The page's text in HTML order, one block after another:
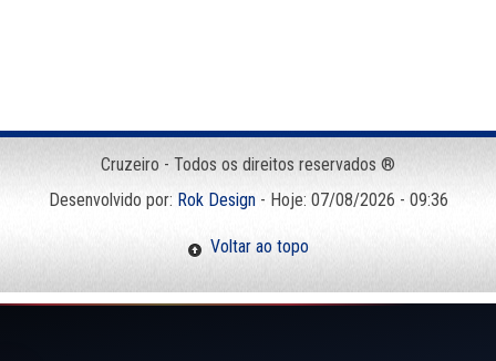
Cruzeiro - Todos os direitos reservados ®
Desenvolvido por: Rok Design- Hoje: 07/08/2026 - 09:36
Voltar ao topo